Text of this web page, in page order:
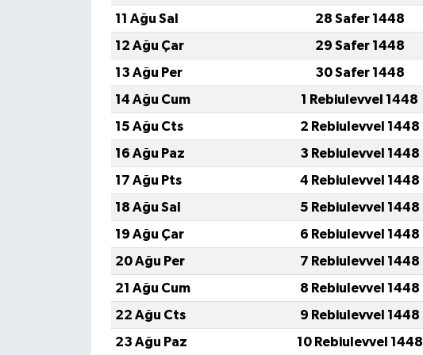
11 Ağu Sal 28 Safer 1448
12 Ağu Çar
29 Safer 1448
13 Ağu Per
30 Safer 1448
14 Ağu Cum
1 Rebiulevvel 1448
15 Ağu Cts
2 Rebiulevvel 1448
16 Ağu Paz
3 Rebiulevvel 1448
17 Ağu Pts
4 Rebiulevvel 1448
18 Ağu Sal
5 Rebiulevvel 1448
19 Ağu Çar
6 Rebiulevvel 1448
20 Ağu Per
7 Rebiulevvel 1448
21 Ağu Cum
8 Rebiulevvel 1448
22 Ağu Cts
9 Rebiulevvel 1448
23 Ağu Paz
10 Rebiulevvel 1448